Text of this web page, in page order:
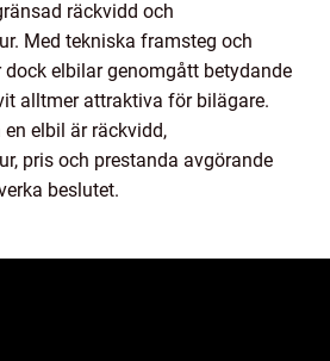
räckvidd och
Med tekniska framsteg och
elbilar genomgått betydande
alltmer attraktiva för bilägare.
elbil är räckvidd,
pris och prestanda avgörande
beslutet.